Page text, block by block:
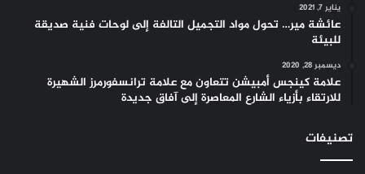
يناير 7, 2021
عائشة مير… تحول مواد التجميل التالفة إلى لوحات فنية صديقة
للبيئة
ديسمبر 28, 2020
علامة كينجس أمبيشن تتعاون مع علامة ترانسفورمرز الشهيرة
للارتقاء بأزياء الشارع المعاصرة إلى آفاق جديدة
تصنيفات